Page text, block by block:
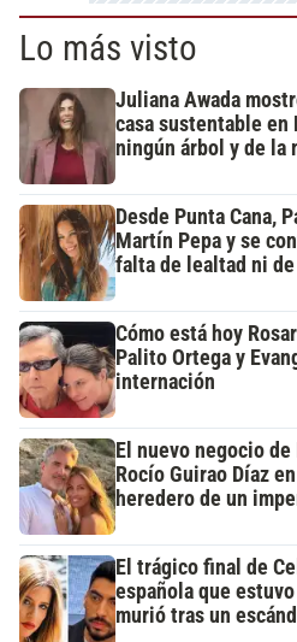
Lo más visto
Juliana Awada
casa sustentable en
ningún árbol y de la
Desde Punta Cana,
Martín Pepa y se
falta de lealtad ni
Cómo está hoy
Palito Ortega y
internación
El nuevo negocio
Rocío Guirao Díaz
heredero de un
El trágico final de
española que
murió tras un